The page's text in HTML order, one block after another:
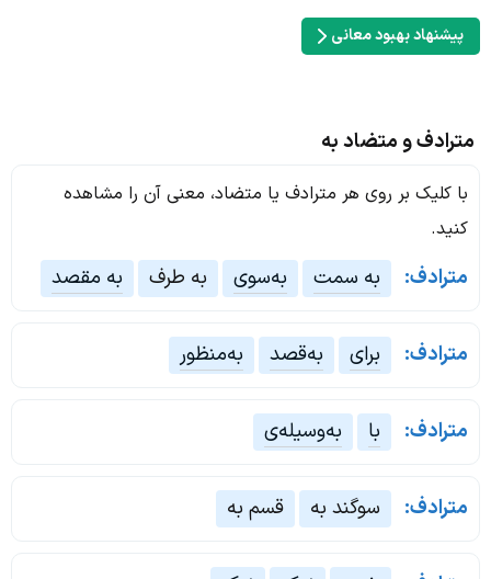
پیشنهاد بهبود معانی
مترادف و متضاد به
با کلیک بر روی هر مترادف یا متضاد، معنی آن را مشاهده
کنید.
مترادف: به سمت به‌سوی به‌ طرف به مقصد
مترادف: برای به‌قصد به‌منظور
مترادف: با به‌وسیله‌ی
مترادف: سوگند به قسم به